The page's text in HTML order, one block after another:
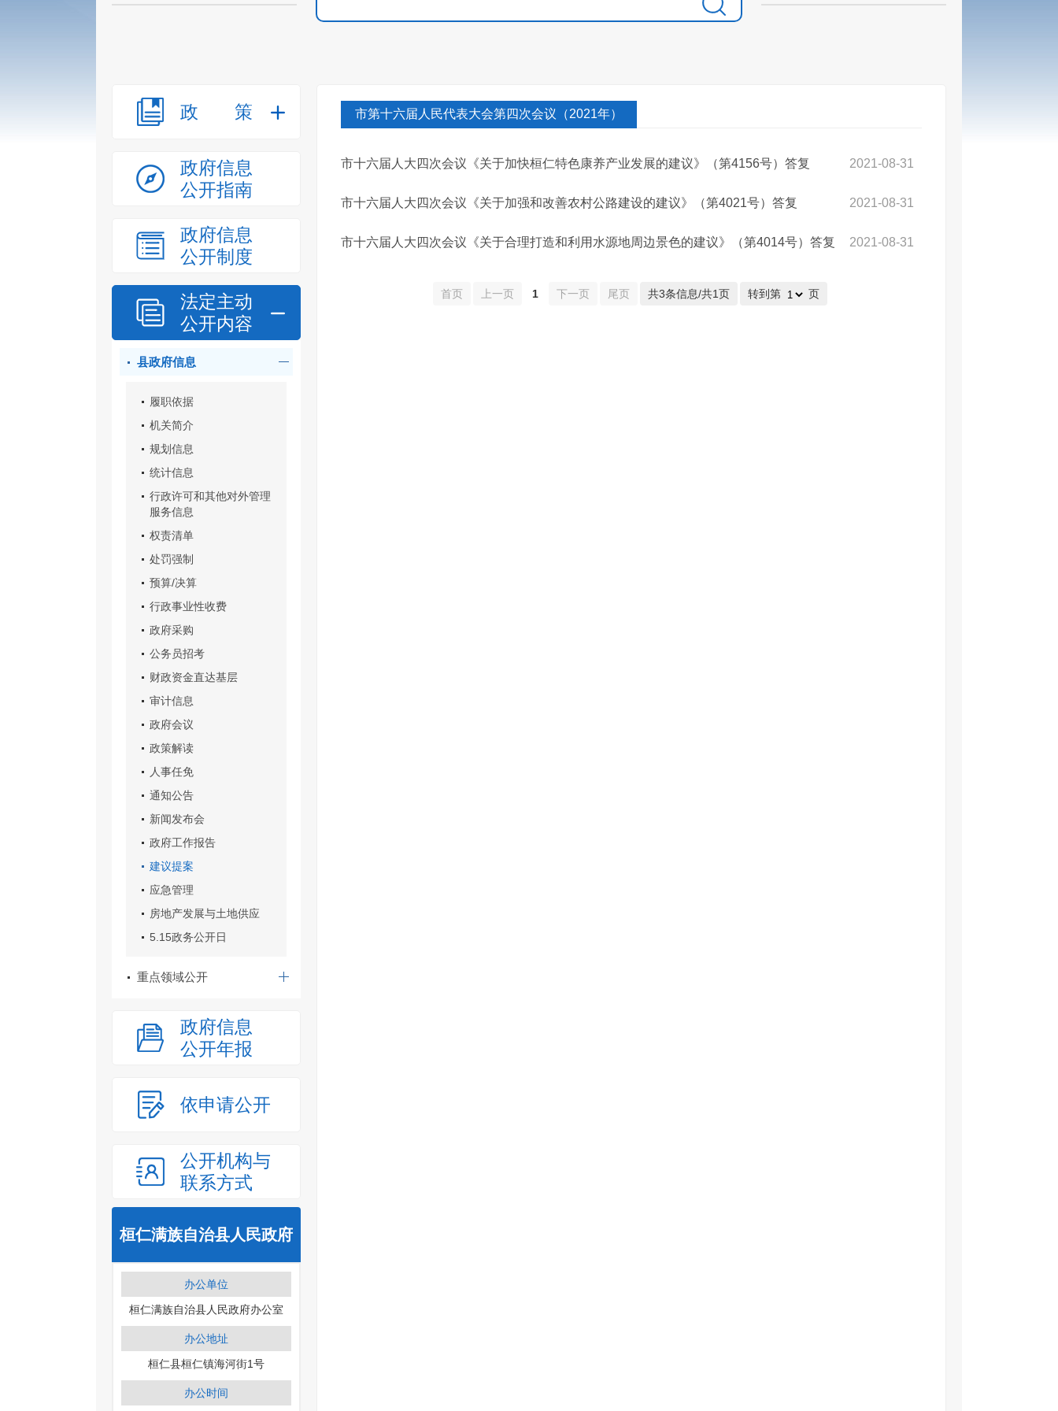
政策
政府信息
公开指南
政府信息
公开制度
法定主动
公开内容
县政府信息
履职依据
机关简介
规划信息
统计信息
行政许可和其他对外管理
服务信息
权责清单
处罚强制
预算/决算
行政事业性收费
政府采购
公务员招考
财政资金直达基层
审计信息
政府会议
政策解读
人事任免
通知公告
新闻发布会
政府工作报告
建议提案
应急管理
房地产发展与土地供应
5.15政务公开日
重点领域公开
政府信息
公开年报
依申请公开
公开机构与
联系方式
桓仁满族自治县人民政府
办公单位
桓仁满族自治县人民政府办公室
办公地址
桓仁县桓仁镇海河街1号
办公时间
市第十六届人民代表大会第四次会议（2021年）
2021-08-31
市十六届人大四次会议《关于加快桓仁特色康养产业发展的建议》（第4156号）答复
2021-08-31
市十六届人大四次会议《关于加强和改善农村公路建设的建议》（第4021号）答复
2021-08-31
市十六届人大四次会议《关于合理打造和利用水源地周边景色的建议》（第4014号）答复
首页 上一页 1 下一页 尾页 共3条信息/共1页 转到第 页